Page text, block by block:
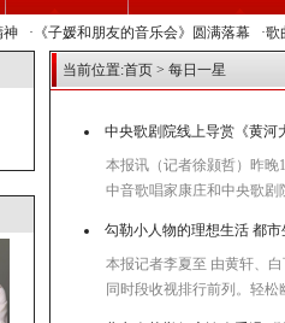
·《子媛和朋友的音乐会》圆满落幕 ·歌曲
当前位置:首页 > 每日一星
中央歌剧院线上导赏《黄河
本报讯（记者徐颢哲）昨晚
中音歌唱家康庄和中央歌
勾勒小人物的理想生活 都
本报记者李夏至 由黄轩、
同时段收视排行前列。轻松